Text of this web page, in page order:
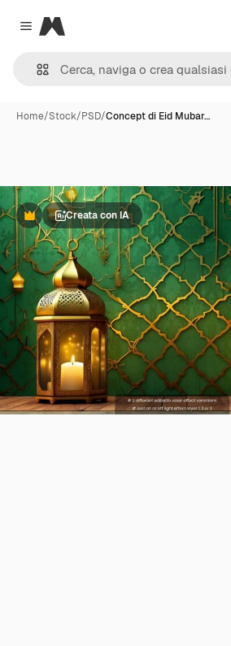
Close menu
Magnific
Home/Stock/PSD/Concept di Eid Mubar…
PremiumCreata con IA